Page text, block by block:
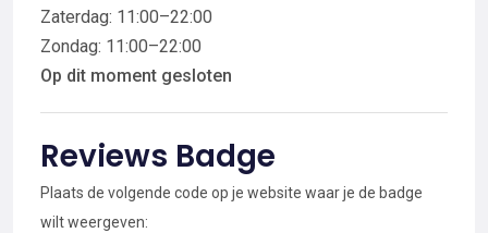
Zaterdag: 11:00–22:00
Zondag: 11:00–22:00
Op dit moment gesloten
Reviews Badge
Plaats de volgende code op je website waar je de badge
wilt weergeven: